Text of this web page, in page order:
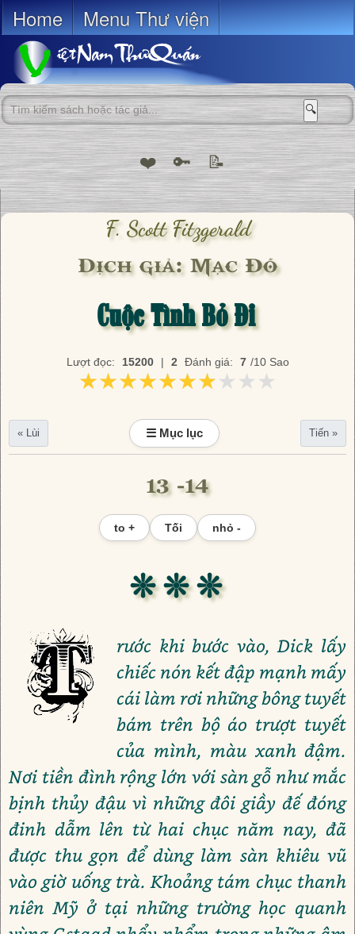
Home Menu Thư viện
🔍
❤️ 🔑 📝
F. Scott Fitzgerald
Dịch giả: Mạc Đỗ
Cuộc Tình Bỏ Đi
Lượt đọc: 15200 | 2 Đánh giá: 7 /10 Sao
★★★★★★★★★★
★★★★★★★★★★
« Lùi ☰ Mục lục Tiến »
13 -14
to + Tối nhỏ -
❊ ❊ ❊
rước khi bước vào, Dick lấy
chiếc nón kết đập mạnh mấy
cái làm rơi những bông tuyết
bám trên bộ áo trượt tuyết
của mình, màu xanh đậm.
Nơi tiền đình rộng lớn với sàn gỗ như mắc
bịnh thủy đậu vì những đôi giầy đế đóng
đinh dẫm lên từ hai chục năm nay, đã
được thu gọn để dùng làm sàn khiêu vũ
vào giờ uống trà. Khoảng tám chục thanh
niên Mỹ ở tại những trường học quanh